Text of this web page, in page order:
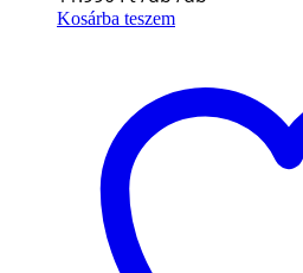
Kosárba teszem